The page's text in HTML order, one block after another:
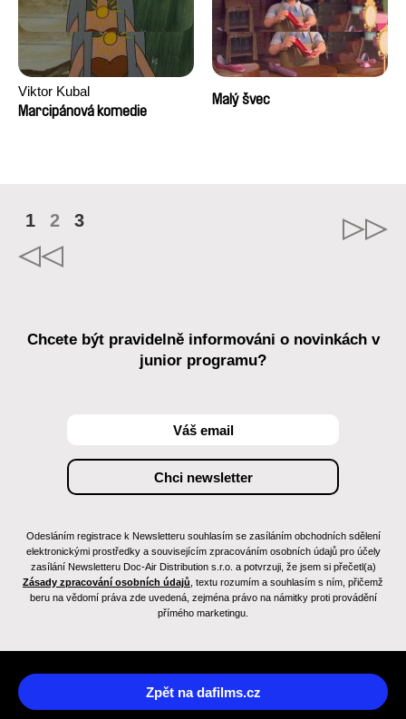
Viktor Kubal
Marcipánová komedie
Malý švec
1 2 3
Chcete být pravidelně informováni o novinkách v
junior programu?
Odesláním registrace k Newsletteru souhlasím se zasíláním obchodních sdělení
elektronickými prostředky a souvisejícím zpracováním osobních údajů pro účely
zasílání Newsletteru Doc-Air Distribution s.r.o. a potvrzuji, že jsem si přečetl(a)
Zásady zpracování osobních údajů , textu rozumím a souhlasím s ním, přičemž
beru na vědomí práva zde uvedená, zejména právo na námitky proti provádění
přímého marketingu.
Zpět na dafilms.cz